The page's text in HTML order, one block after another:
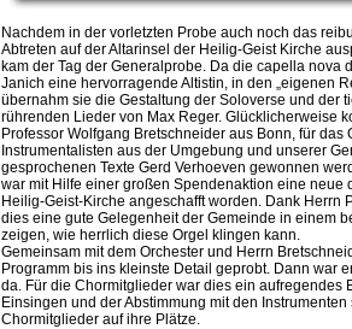
Nachdem in der vorletzten Probe auch noch das
Abtreten auf der Altarinsel der Heilig-Geist Kirche
kam der Tag der Generalprobe. Da die capella nova
Janich eine hervorragende Altistin, in den „eigenen
übernahm sie die Gestaltung der Soloverse und der
rührenden Lieder von Max Reger. Glücklicherweise
Professor Wolfgang Bretschneider aus Bonn, für das
Instrumentalisten aus der Umgebung und unserer
gesprochenen Texte Gerd Verhoeven gewonnen
war mit Hilfe einer großen Spendenaktion eine neue
Heilig-Geist-Kirche angeschafft worden. Dank Herrn
dies eine gute Gelegenheit der Gemeinde in einem
zeigen, wie herrlich diese Orgel klingen kann.
Gemeinsam mit dem Orchester und Herrn
Programm bis ins kleinste Detail geprobt. Dann war
da. Für die Chormitglieder war dies ein aufregendes
Einsingen und der Abstimmung mit den Instrumenten
Chormitglieder auf ihre Plätze.